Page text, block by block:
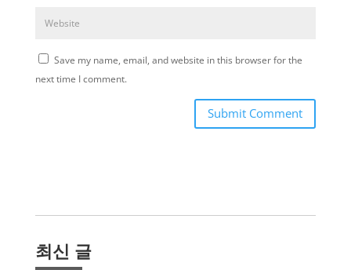
Save my name, email, and website in this browser for the
next time I comment.
Submit Comment
최신 글